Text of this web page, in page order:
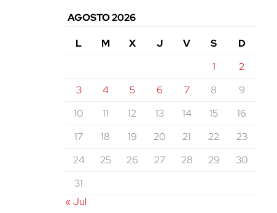
AGOSTO 2026
L
M X J V S
D
1
2
3
4 5 6 7 8
9
10
11 12 13 14 15
16
17
18 19 20 21 22
23
24
25 26 27 28 29
30
31
« Jul